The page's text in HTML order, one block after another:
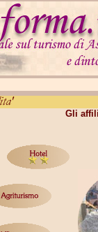
Gli